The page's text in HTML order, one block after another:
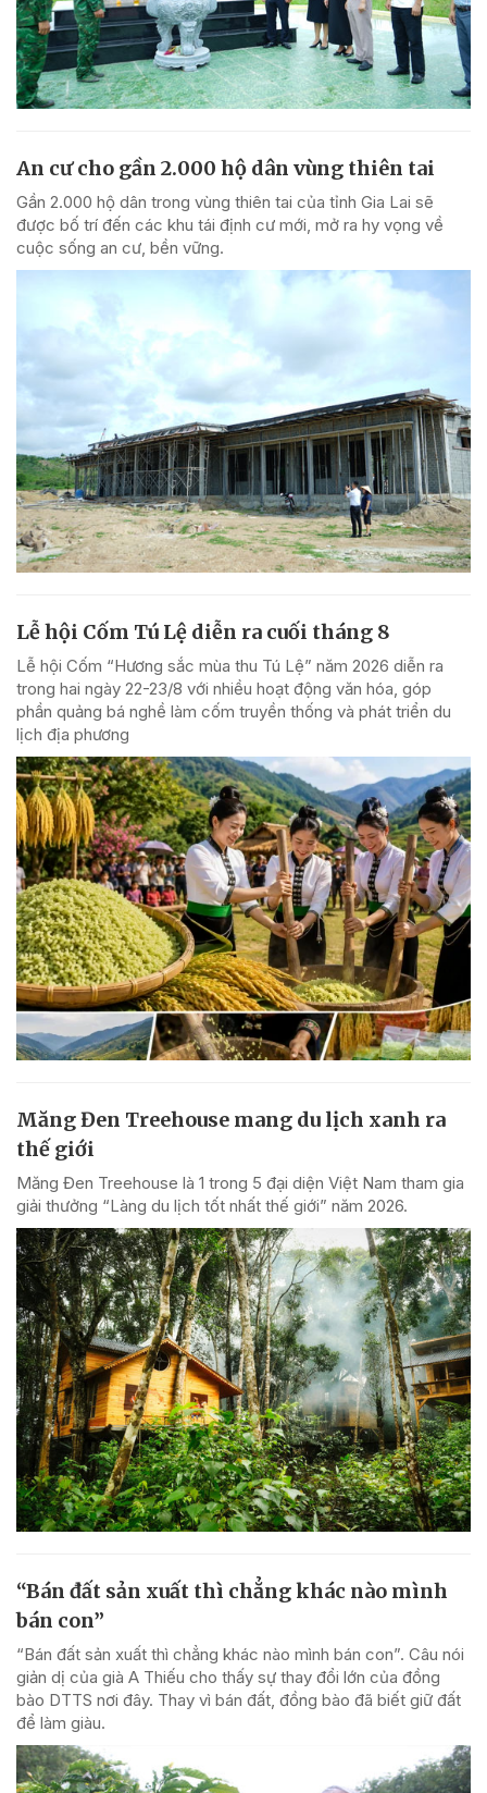
An cư cho gần 2.000 hộ dân vùng thiên tai
Gần 2.000 hộ dân trong vùng thiên tai của tỉnh Gia Lai sẽ
được bố trí đến các khu tái định cư mới, mở ra hy vọng về
cuộc sống an cư, bền vững.
Lễ hội Cốm Tú Lệ diễn ra cuối tháng 8
Lễ hội Cốm “Hương sắc mùa thu Tú Lệ” năm 2026 diễn ra
trong hai ngày 22-23/8 với nhiều hoạt động văn hóa, góp
phần quảng bá nghề làm cốm truyền thống và phát triển du
lịch địa phương
Măng Đen Treehouse mang du lịch xanh ra
thế giới
Măng Đen Treehouse là 1 trong 5 đại diện Việt Nam tham gia
giải thưởng “Làng du lịch tốt nhất thế giới” năm 2026.
“Bán đất sản xuất thì chẳng khác nào mình
bán con”
“Bán đất sản xuất thì chẳng khác nào mình bán con”. Câu nói
giản dị của già A Thiếu cho thấy sự thay đổi lớn của đồng
bào DTTS nơi đây. Thay vì bán đất, đồng bào đã biết giữ đất
để làm giàu.